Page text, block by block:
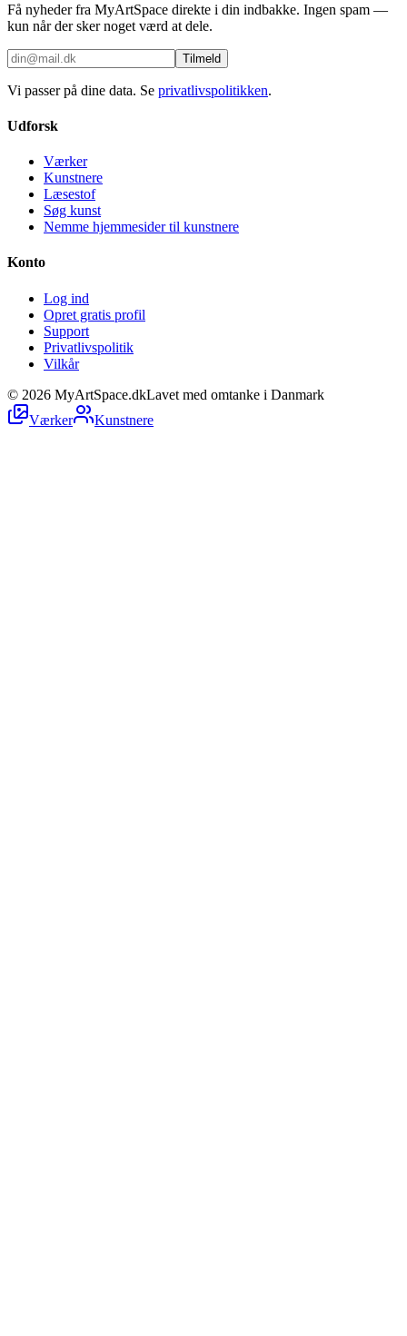
Få nyheder fra MyArtSpace direkte i din indbakke. Ingen spam —
kun når der sker noget værd at dele.
Tilmeld
Vi passer på dine data. Se privatlivspolitikken.
Udforsk
Værker
Kunstnere
Læsestof
Søg kunst
Nemme hjemmesider til kunstnere
Konto
Log ind
Opret gratis profil
Support
Privatlivspolitik
Vilkår
© 2026 MyArtSpace.dkLavet med omtanke i Danmark
Værker
Kunstnere